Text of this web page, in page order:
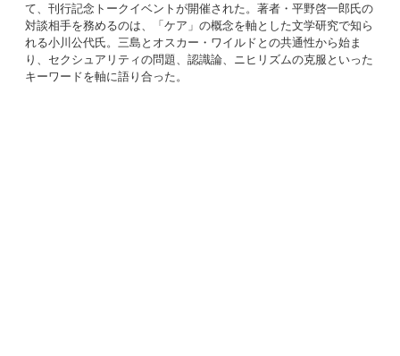
て、刊行記念トークイベントが開催された。著者・平野啓一郎氏の
対談相手を務めるのは、「ケア」の概念を軸とした文学研究で知ら
れる小川公代氏。三島とオスカー・ワイルドとの共通性から始ま
り、セクシュアリティの問題、認識論、ニヒリズムの克服といった
キーワードを軸に語り合った。